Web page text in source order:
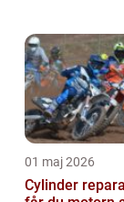
beroen...
01 maj 2026
Cylinder